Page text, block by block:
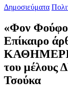
Δημοσιεύματα
«Φον
Επίκαιρο
του μέλους
Τσούκα